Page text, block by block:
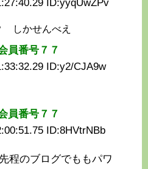
ID:yyqUwZPv
しかせんべえ
員番号７７
ID:y2/CJA9w
員番号７７
ID:8HVtrNBb
程のブログでももパワ